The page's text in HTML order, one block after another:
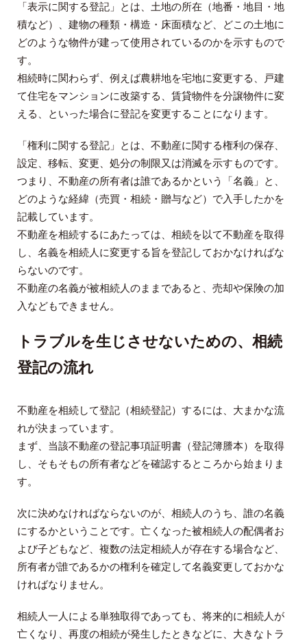
「表示に関する登記」とは、土地の所在（地番・地目・地
積など）、建物の種類・構造・床面積など、どこの土地に
どのような物件が建って使用されているのかを示すもので
す。
相続時に関わらず、例えば農耕地を宅地に変更する、戸建
て住宅をマンションに改築する、賃貸物件を分譲物件に変
える、といった場合に登記を変更することになります。
「権利に関する登記」とは、不動産に関する権利の保存、
設定、移転、変更、処分の制限又は消滅を示すものです。
つまり、不動産の所有者は誰であるかという「名義」と、
どのような経緯（売買・相続・贈与など）で入手したかを
記載しています。
不動産を相続するにあたっては、相続を以て不動産を取得
し、名義を相続人に変更する旨を登記しておかなければな
らないのです。
不動産の名義が被相続人のままであると、売却や保険の加
入などもできません。
トラブルを生じさせないための、相続
登記の流れ
不動産を相続して登記（相続登記）するには、大まかな流
れが決まっています。
まず、当該不動産の登記事項証明書（登記簿謄本）を取得
し、そもそもの所有者などを確認するところから始まりま
す。
次に決めなければならないのが、相続人のうち、誰の名義
にするかということです。亡くなった被相続人の配偶者お
よび子どもなど、複数の法定相続人が存在する場合など、
所有者が誰であるかの権利を確定して名義変更しておかな
ければなりません。
相続人一人による単独取得であっても、将来的に相続人が
亡くなり、再度の相続が発生したときなどに、大きなトラ